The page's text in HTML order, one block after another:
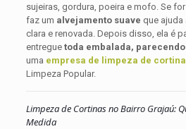
sujeiras, gordura, poeira e mofo. Se
faz um alvejamento suave que ajuda
clara e renovada. Depois disso, ela é
entregue toda embalada, parecendo
uma empresa de limpeza de cortina
Limpeza Popular.
Limpeza de Cortinas no Bairro Grajaú:
Medida